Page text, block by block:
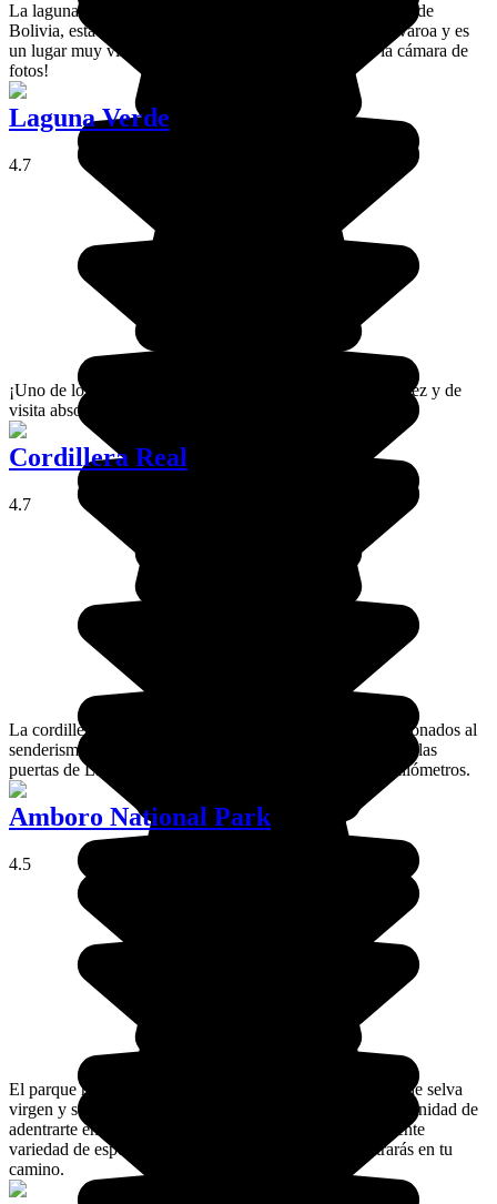
La laguna Colorada es, sin lugar a dudas, una de las joyas de
Bolivia, está situada en plena reserva natural Eduardo Avaroa y es
un lugar muy visitado por los flamencos rosas. ¡Saca la cámara de
fotos!
Laguna Verde
4.7
¡Uno de los lugares más conocidos de la zona de Sud-Lipez y de
visita absolutamente ineludible cuando viajes por Bolivia!
Cordillera Real
4.7
La cordillera Real es una llamada irresistible para los aficionados al
senderismo de alta montaña. Esta cordillera se encuentra a las
puertas de La Paz y se extiende a lo largo de unos 200 kilómetros.
Amboro National Park
4.5
El parque nacional de Amboró ofrece 400 000 hectáreas de selva
virgen y se encuentra a 100 km de Sucre. Esta es tu oportunidad de
adentrarte en una selva hostil y de descubrir la sorprendente
variedad de especies vegetales y animales que encontrarás en tu
camino.